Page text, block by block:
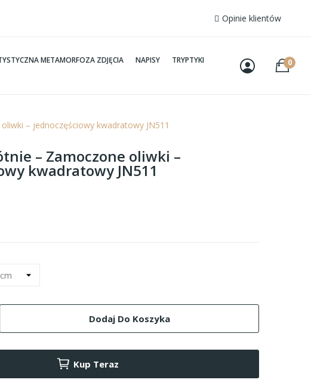
Opinie klientów
METAMORFOZA ZDJĘCIA NAPISY
TRYPTYKI
0
– jednoczęściowy kwadratowy JN511
– Zamoczone oliwki –
kwadratowy JN511
Dodaj Do Koszyka
Kup Teraz